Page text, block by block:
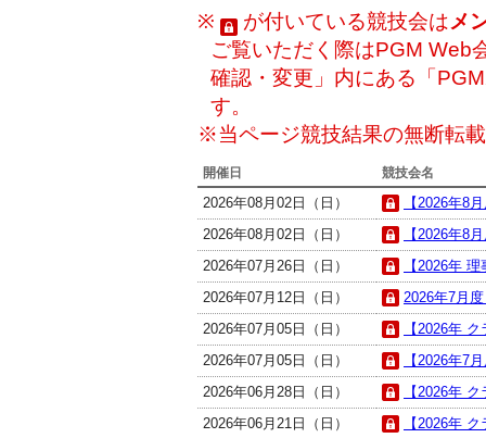
※
が付いている競技会はメ
ご覧いただく際はPGM Web
確認・変更」内にある「
す。
※当ページ競技結果の無断転
開催日 競技会名
2026年08月02日（日）
【2026年8
2026年08月02日（日）
【2026年8
2026年07月26日（日）
【2026年
2026年07月12日（日）
2026年7月
2026年07月05日（日）
【2026年
2026年07月05日（日）
【2026年7
2026年06月28日（日）
【2026年
2026年06月21日（日）
【2026年